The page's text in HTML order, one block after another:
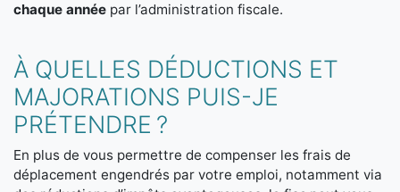
chaque année par l’administration fiscale.
À QUELLES DÉDUCTIONS ET
MAJORATIONS PUIS-JE
PRÉTENDRE ?
En plus de vous permettre de compenser les frais de
déplacement engendrés par votre emploi, notamment via